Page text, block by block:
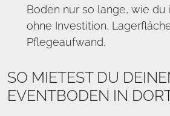
Boden nur so lange, wie du
ohne Investition,
Pflegeaufwand.
SO MIETEST DU
EVENTBODEN IN